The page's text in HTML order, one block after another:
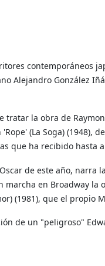
contemporáneos
Alejandro González
la obra de
(La Soga) (1948),
que ha recibido hasta
de este año, narra
en Broadway la
(1981), que el propio
de un "peligroso"